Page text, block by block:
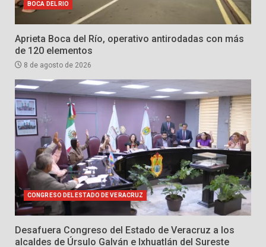
BOCA DEL RIO
Aprieta Boca del Río, operativo antirodadas con más
de 120 elementos
8 de agosto de 2026
CONGRESO DEL ESTADO DE VERACRUZ
Desafuera Congreso del Estado de Veracruz a los
alcaldes de Úrsulo Galván e Ixhuatlán del Sureste